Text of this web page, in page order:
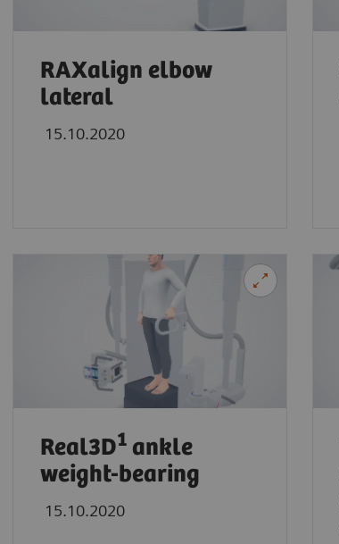
RAXalign elbow
lateral
15.10.2020
Real3D1 ankle
weight-bearing
15.10.2020
True2scale